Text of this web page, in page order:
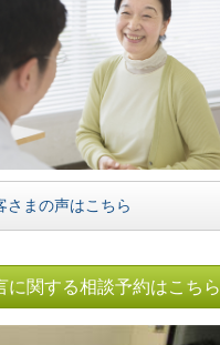
さまの声はこちら
に関する相談予約はこちら